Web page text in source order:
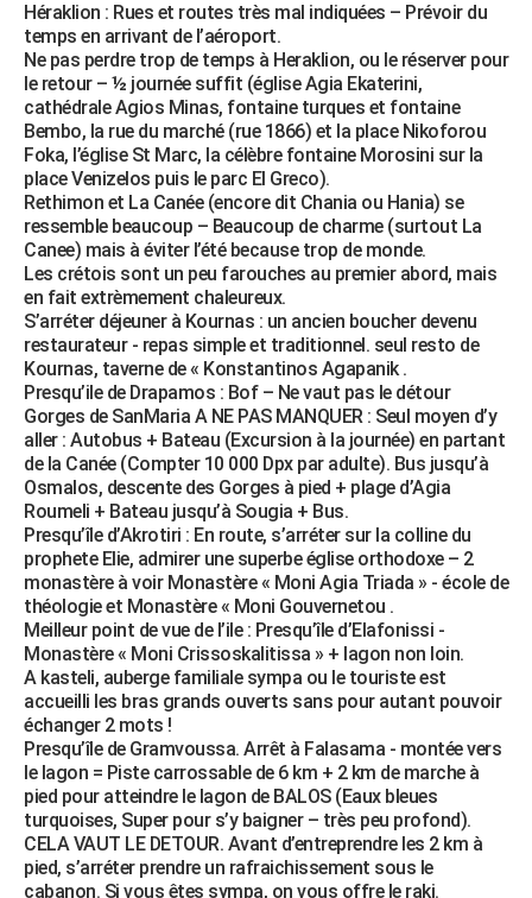
Héraklion : Rues et routes très mal indiquées – Prévoir du
temps en arrivant de l’aéroport.
Ne pas perdre trop de temps à Heraklion, ou le réserver pour
le retour – ½ journée suffit (église Agia Ekaterini,
cathédrale Agios Minas, fontaine turques et fontaine
Bembo, la rue du marché (rue 1866) et la place Nikoforou
Foka, l’église St Marc, la célèbre fontaine Morosini sur la
place Venizelos puis le parc El Greco).
Rethimon et La Canée (encore dit Chania ou Hania) se
ressemble beaucoup – Beaucoup de charme (surtout La
Canee) mais à éviter l’été because trop de monde.
Les crétois sont un peu farouches au premier abord, mais
en fait extrèmement chaleureux.
S’arréter déjeuner à Kournas : un ancien boucher devenu
restaurateur - repas simple et traditionnel. seul resto de
Kournas, taverne de « Konstantinos Agapanik .
Presqu’ile de Drapamos : Bof – Ne vaut pas le détour
Gorges de SanMaria A NE PAS MANQUER : Seul moyen d’y
aller : Autobus + Bateau (Excursion à la journée) en partant
de la Canée (Compter 10 000 Dpx par adulte). Bus jusqu’à
Osmalos, descente des Gorges à pied + plage d’Agia
Roumeli + Bateau jusqu’à Sougia + Bus.
Presqu’île d’Akrotiri : En route, s’arréter sur la colline du
prophete Elie, admirer une superbe église orthodoxe – 2
monastère à voir Monastère « Moni Agia Triada » - école de
théologie et Monastère « Moni Gouvernetou .
Meilleur point de vue de l’ile : Presqu’île d’Elafonissi -
Monastère « Moni Crissoskalitissa » + lagon non loin.
A kasteli, auberge familiale sympa ou le touriste est
accueilli les bras grands ouverts sans pour autant pouvoir
échanger 2 mots !
Presqu’île de Gramvoussa. Arrêt à Falasama - montée vers
le lagon = Piste carrossable de 6 km + 2 km de marche à
pied pour atteindre le lagon de BALOS (Eaux bleues
turquoises, Super pour s’y baigner – très peu profond).
CELA VAUT LE DETOUR. Avant d’entreprendre les 2 km à
pied, s’arréter prendre un rafraichissement sous le
cabanon. Si vous êtes sympa, on vous offre le raki.